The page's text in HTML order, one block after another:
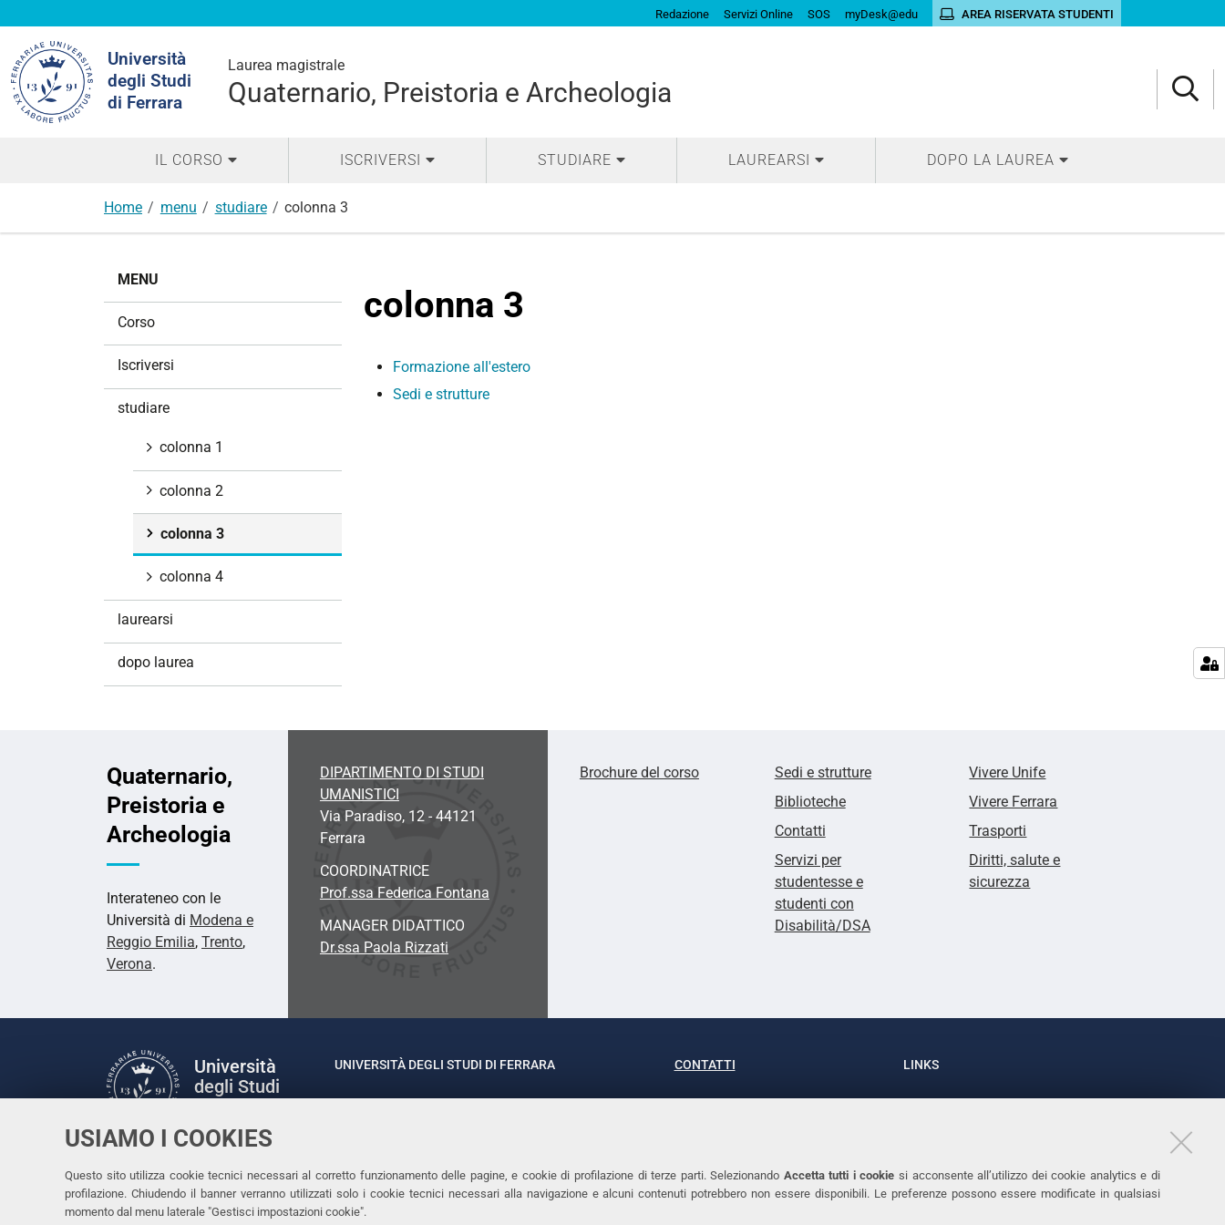
USIAMO I COOKIES
Questo sito utilizza cookie tecnici necessari al corretto funzionamento delle pagine, e cookie di profilazione di terze parti. Selezionando Accetta tutti i cookie si acconsente all’utilizzo dei cookie analytics e di
profilazione. Chiudendo il banner verranno utilizzati solo i cookie tecnici necessari alla navigazione e alcuni contenuti potrebbero non essere disponibili. Le preferenze possono essere modificate in qualsiasi
momento dal menu laterale "Gestisci impostazioni cookie".
Redazione Servizi Online SOS myDesk@edu AREA RISERVATA STUDENTI
Università
degli Studi
di Ferrara
Laurea magistrale
Quaternario, Preistoria e Archeologia
nel
sito
IL CORSO ISCRIVERSI STUDIARE LAUREARSI DOPO LA LAUREA
Home menu studiare colonna 3
colonna 3
Formazione all'estero
Sedi e strutture
MENU
Corso
Iscriversi
studiare
colonna 1
colonna 2
colonna 3
colonna 4
laurearsi
dopo laurea
Quaternario,
Preistoria e
Archeologia
Interateneo con le
Università di Modena e
Reggio Emilia, Trento,
Verona.
DIPARTIMENTO DI STUDI
UMANISTICI
Via Paradiso, 12 - 44121
Ferrara
COORDINATRICE
Prof.ssa Federica Fontana
MANAGER DIDATTICO
Dr.ssa Paola Rizzati
Brochure del corso
Sedi e strutture
Biblioteche
Contatti
Servizi per
studentesse e
studenti con
Disabilità/DSA
Vivere Unife
Vivere Ferrara
Trasporti
Diritti, salute e
sicurezza
Università
degli Studi
Facebook
LinkedinInstagram
Youtube
UNIVERSITÀ DEGLI STUDI DI FERRARA
Rettrice: Prof.ssa Laura Ramaciotti
CONTATTI
Tel. +39 0532 293111
LINKS
Accessibilità
Cookies